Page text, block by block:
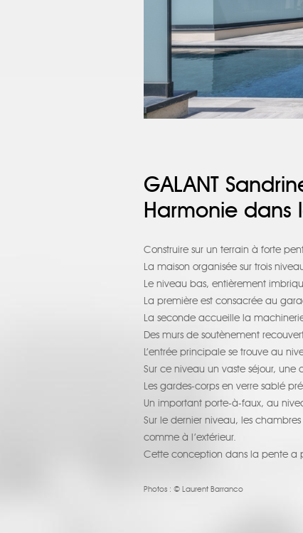
GALANT
Harmonie dans
Construire sur un terrain à forte
La maison organisée sur trois
Le niveau bas, entièrement
La première est consacrée au
La seconde accueille la
Des murs de soutènement
L’entrée principale se trouve au
Sur ce niveau un vaste séjour, une
Les gardes-corps en verre sablé
Un important porte-à-faux, au
Sur le dernier niveau, les
comme à l’extérieur.
Cette conception dans la pente a
Photos : © Laurent Barranco